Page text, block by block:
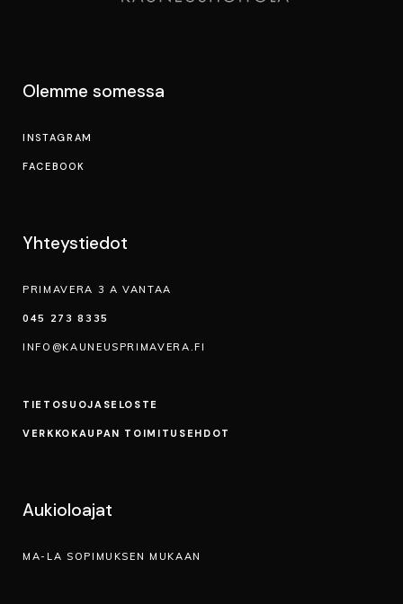
Olemme somessa
INSTAGRAM
FACEBOOK
Yhteystiedot
PRIMAVERA 3 A VANTAA
045 273 8335
INFO@KAUNEUSPRIMAVERA.FI
TIETOSUOJA­SELOSTE
VERKKOKAUPAN TOIMITUSEHDOT
Aukioloajat
MA-LA SOPIMUKSEN MUKAAN